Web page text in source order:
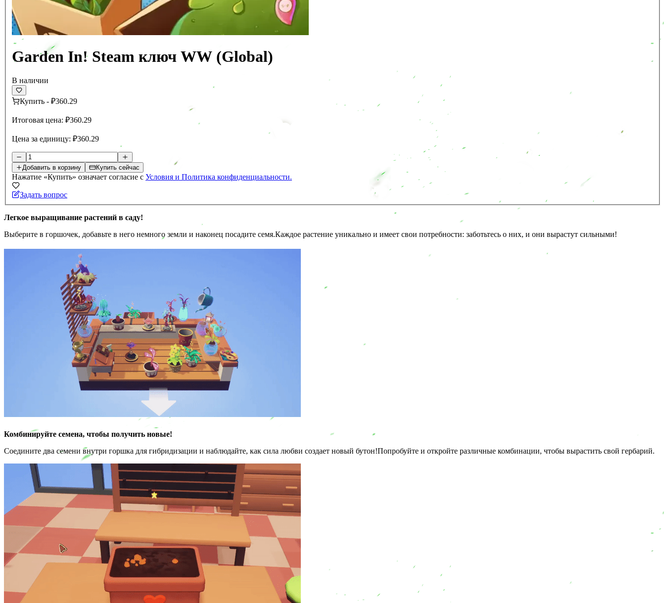
Garden In! Steam ключ WW (Global)
В наличии
Купить - ₽360.29
Итоговая цена: ₽360.29
Цена за единицу: ₽360.29
Добавить в корзину Купить сейчас
Нажатие «Купить» означает согласие с Условия и Политика конфиденциальности.
Задать вопрос
Легкое выращивание растений в саду!
Выберите в горшочек, добавьте в него немного земли и наконец посадите семя.Каждое растение уникально и имеет свои потребности: заботьтесь о них, и они вырастут сильными!
Комбинируйте семена, чтобы получить новые!
Соедините два семени внутри горшка для гибридизации и наблюдайте, как сила любви создает новый бутон!Попробуйте и откройте различные комбинации, чтобы вырастить свой гербарий.